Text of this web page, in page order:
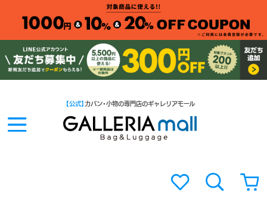
【公式】 カバン・小物の専門店のギャレリアモール